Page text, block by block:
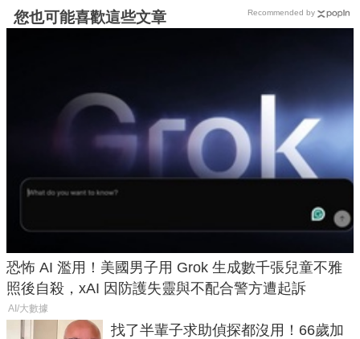
您也可能喜歡這些文章
恐怖 AI 濫用！美國男子用 Grok 生成數千張兒童不雅
照後自殺，xAI 因防護失靈與不配合警方遭起訴
AI/大數據
找了半輩子求助偵探都沒用！66歲加
Recommended by